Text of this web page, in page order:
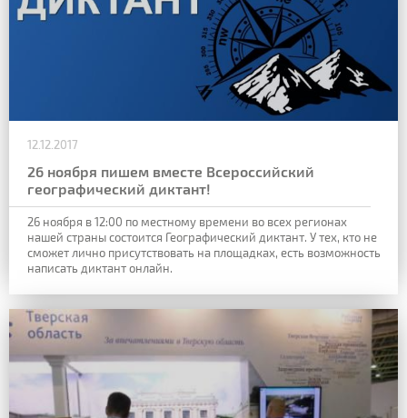
12.12.2017
26 ноября пишем вместе Всероссийский
географический диктант!
26 ноября в 12:00 по местному времени во всех регионах
нашей страны состоится Географический диктант. У тех, кто не
сможет лично присутствовать на площадках, есть возможность
написать диктант онлайн.